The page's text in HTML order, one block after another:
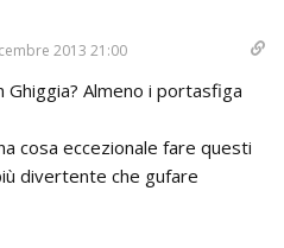
2013 21:00
Ghiggia? Almeno i portasfiga
cosa eccezionale fare questi
divertente che gufare